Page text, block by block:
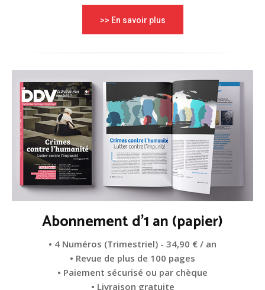
>> En savoir plus
Abonnement d'1 an (papier)
• 4 Numéros (Trimestriel) - 34,90 € / an
• Revue de plus de 100 pages
• Paiement sécurisé ou par chèque
• Livraison gratuite